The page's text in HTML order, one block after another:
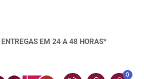
ENTREGAS EM 24 A 48 HORAS*
0